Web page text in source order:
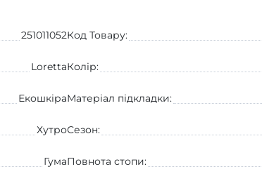
251011052Код Товару:
LorettaКолір:
ЕкошкіраМатеріал підкладки:
ХутроСезон:
ГумаПовнота стопи: